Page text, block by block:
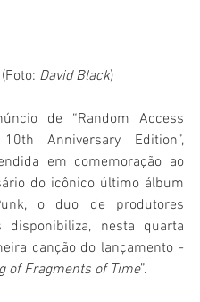
(Foto: David Black)
de “Random Access
Anniversary Edition”,
em comemoração ao
do icônico último álbum
o duo de produtores
disponibiliza, nesta quarta
canção do lançamento -
of Fragments of Time”.